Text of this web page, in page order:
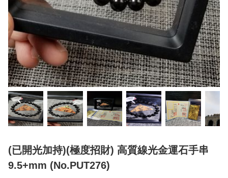
(已開光加持)(極度招財) 高質線光金運石手串
9.5+mm (No.PUT276)